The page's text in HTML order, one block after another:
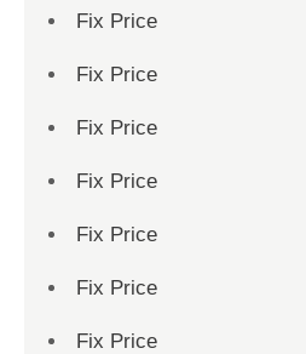
Fix Price
Fix Price
Fix Price
Fix Price
Fix Price
Fix Price
Fix Price